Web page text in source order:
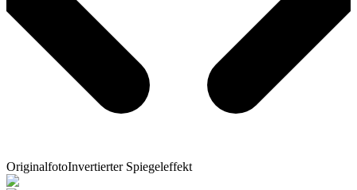
OriginalfotoInvertierter Spiegeleffekt